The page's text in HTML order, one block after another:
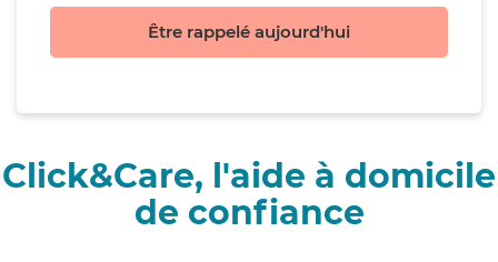
Être rappelé aujourd'hui
Click&Care, l'aide à domicile
de confiance